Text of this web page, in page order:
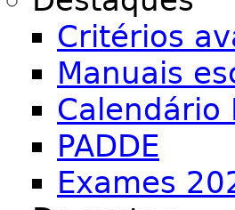
Critérios
Manuais
Calendário
PADDE
Exames